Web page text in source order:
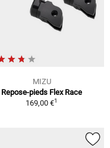
MIZU
Repose-pieds Flex Race
169,00 €1